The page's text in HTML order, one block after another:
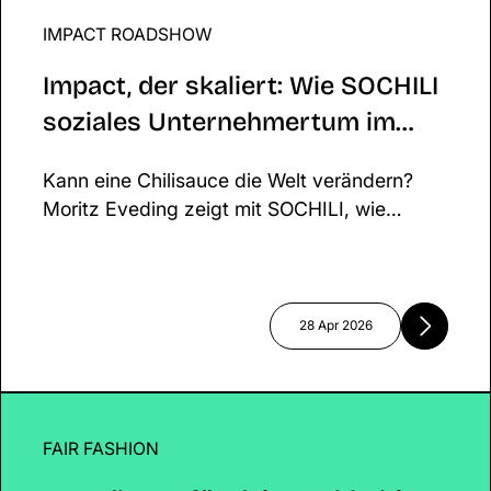
Risikomanagement entscheidend sind, um
erfolgreich zu skalieren.
IMPACT ROADSHOW
Impact, der skaliert: Wie SOCHILI
soziales Unternehmertum im
Kann eine Chilisauce die Welt verändern?
Moritz Eveding zeigt mit SOCHILI, wie
verbindet er wirtschaftlichen Erfolg mit
28 Apr 2026
Impact, der skaliert: Wie SOCHILI soziales
FAIR FASHION
Grundlagen für dein nachhaltiges Textil Startup